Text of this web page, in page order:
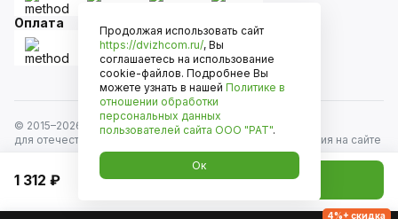
1 312 ₽ Добавить в корзину
Оплата
© 2015–2026
Движком — сеть магазинов автозапчастей
для отечественных автомобилей и иномарок. Информация на сайте
носит исключительно информационный характер и не является
публичной офертой, определяемой положениями
ст. 437 Гражданского кодекса РФ. Все права защищены.
4%+ скидка
Продолжая использовать сайт
https://dvizhcom.ru/, Вы
соглашаетесь на использование
cookie-файлов. Подробнее Вы
можете узнать в нашей Политике в
отношении обработки
персональных данных
пользователей сайта ООО "РАТ".
Ок